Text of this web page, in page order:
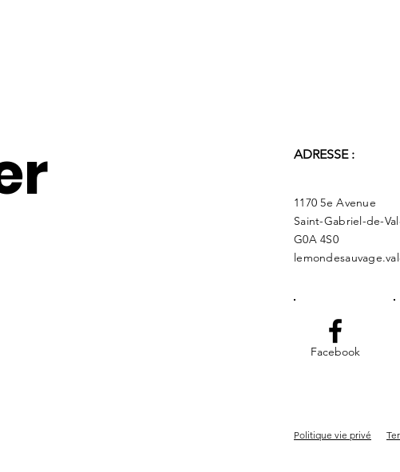
ADRESSE :
1170 5e Avenue
Saint-Gabriel-de-
G0A 4S0
Facebook
Politique vie privé